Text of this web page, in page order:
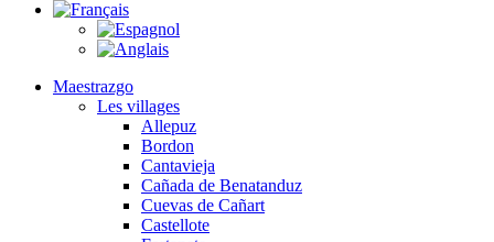
Maestrazgo
Les villages
Allepuz
Bordon
Cantavieja
Cañada de Benatanduz
Cuevas de Cañart
Castellote